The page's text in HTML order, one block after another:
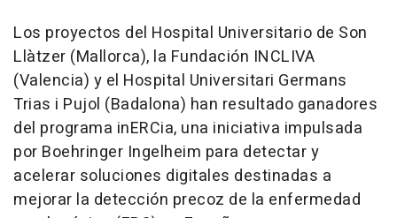
Los proyectos del Hospital Universitario de Son
Llàtzer (Mallorca), la Fundación INCLIVA
(Valencia) y el Hospital Universitari Germans
Trias i Pujol (Badalona) han resultado ganadores
del programa inERCia, una iniciativa impulsada
por Boehringer Ingelheim para detectar y
acelerar soluciones digitales destinadas a
mejorar la detección precoz de la enfermedad